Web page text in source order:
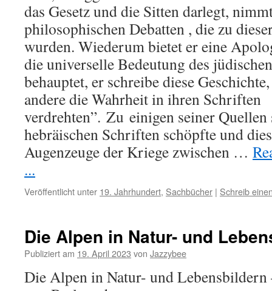
das Gesetz und die Sitten darlegt,
philosophischen Debatten , die zu
wurden. Wiederum bietet er eine
die universelle Bedeutung des
behauptet, er schreibe diese
andere die Wahrheit in ihren Schriften
verdrehten”. Zu einigen seiner Quellen
hebräischen Schriften schöpfte und
Augenzeuge der Kriege zwischen …
...
Veröffentlicht unter 19. Jahrhundert, Sachbücher | Schreib
Die Alpen in Natur- und
Publiziert am 19. April 2023 von Jazzybee
Die Alpen in Natur- und